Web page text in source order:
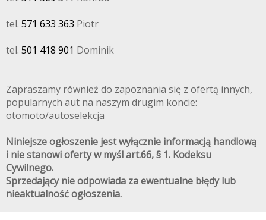
tel. 571 633 363 Piotr
tel. 501 418 901 Dominik
Zapraszamy również do zapoznania się z ofertą innych,
popularnych aut na naszym drugim koncie:
otomoto/autoselekcja
Niniejsze ogłoszenie jest wyłącznie informacją handlową
i nie stanowi oferty w myśl art.66, § 1. Kodeksu
Cywilnego.
Sprzedający nie odpowiada za ewentualne błędy lub
nieaktualność ogłoszenia.